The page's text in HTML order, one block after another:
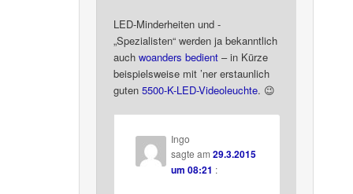
LED-Minderheiten und -
„Spezialisten“ werden ja bekanntlich
auchwoanders bedient – in Kürze
beispielsweise mit ’ner erstaunlich
guten5500-K-LED-Videoleuchte. 😉
Ingo
sagte am 29.3.2015
um 08:21 :